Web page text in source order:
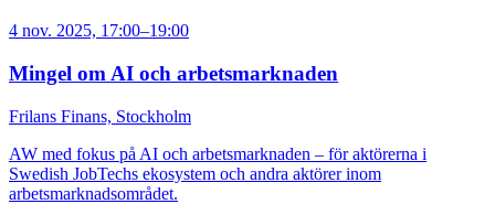
4 nov. 2025, 17:00–19:00
Mingel om AI och arbetsmarknaden
Frilans Finans, Stockholm
AW med fokus på AI och arbetsmarknaden – för aktörerna i
Swedish JobTechs ekosystem och andra aktörer inom
arbetsmarknadsområdet.